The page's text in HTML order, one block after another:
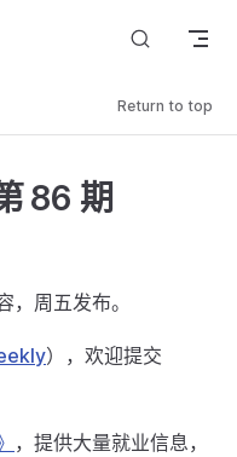
Return to top
86 期
周五发布。
），欢迎提交
，提供大量就业信息，